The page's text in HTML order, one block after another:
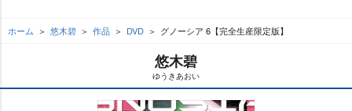
ホーム 悠木碧 作品 DVD グノーシア 6【完全生産限定版】
悠木碧
ゆうきあおい